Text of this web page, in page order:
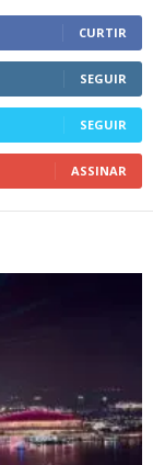
CURTIR
SEGUIR
SEGUIR
ASSINAR